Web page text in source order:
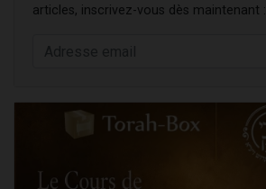
articles, inscrivez-vous dès maintenant :